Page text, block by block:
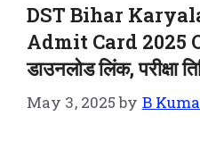
DST Bihar
Admit Card 2025
डाउनलोड लिंक, परीक्षा
May 3, 2025 by B